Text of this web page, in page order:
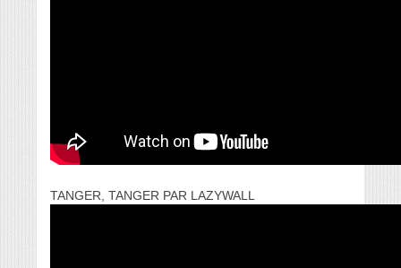
TANGER, TANGER PAR LAZYWALL